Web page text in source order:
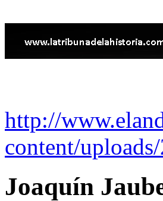
http://
content/
Joaquín